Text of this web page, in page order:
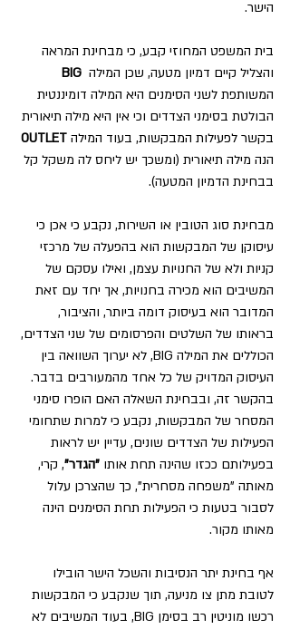
הישר.
בית המשפט המחוזי קבע, כי מבחינת המראה
והצליל קיים דמיון מטעה, שכן המילה BIG
המשותפת לשני הסימנים היא המילה דומיננטית
הבולטת בסימני הצדדים וכי אין היא מילה תיאורית
בקשר לפעילות המבקשות, בעוד המילה OUTLET
הנה מילה תיאורית (ומשכך יש ליחס לה משקל קל
בבחינת הדמיון המטעה).
מבחינת סוג הטובין או השירות, נקבע כי אכן כי
עיסוקן של המבקשות הוא בהפעלה של מרכזי
קניות ולא של החנויות עצמן, ואילו עסקם של
המשיבים הוא מכירה בחנויות, אך יחד עם זאת
המדובר הוא בעיסוק דומה ביותר, והציבור,
בראותו של השלטים והפרסומים של שני הצדדים,
הכוללים את המילה BIG, לא יערוך השוואה בין
העיסוק המדויק של כל אחד מהמעורבים בדבר.
בהקשר זה, ובבחינת השאלה האם הופרו סימני
המסחר של המבקשות, נקבע כי למרות שתחומי
הפעילות של הצדדים שונים, עדיין יש לראות
בפעילותם ככזו שהינה תחת אותו "הגדר", קרי,
מאותה "משפחה מסחרית", כך שהצרכן עלול
לסבור בטעות כי הפעילות תחת הסימנים הינה
מאותו מקור.
אף בחינת יתר הנסיבות והשכל הישר הובילו
לטובת מתן צו מניעה, תוך שנקבע כי המבקשות
רכשו מוניטין רב בסימן BIG, בעוד המשיבים לא